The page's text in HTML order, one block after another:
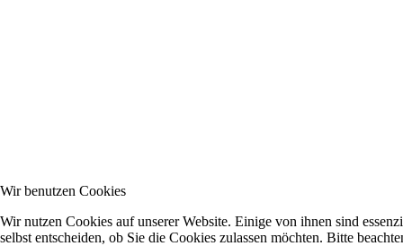
Wir benutzen Cookies
Wir nutzen Cookies auf unserer Website. Einige von ihnen sind
selbst entscheiden, ob Sie die Cookies zulassen möchten. Bitte